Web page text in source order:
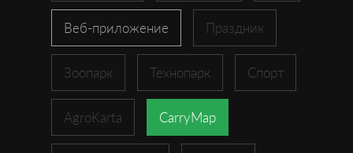
Веб-приложение Праздник
Зоопарк Технопарк Спорт
AgroKarta CarryMap